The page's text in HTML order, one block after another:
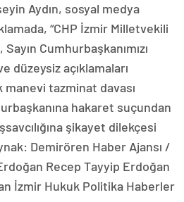
Aydın, sosyal medya
“CHP İzmir Milletvekili
Cumhurbaşkanımızı
düzeysiz açıklamaları
manevi tazminat davası
hakaret suçundan
şikayet dilekçesi
Demirören Haber Ajansı /
Recep Tayyip Erdoğan
İzmir Hukuk Politika Haberler